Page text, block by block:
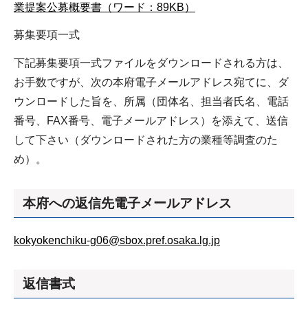
業提案公募概要書（ワード：89KB）
募集要項一式
下記募集要項一式ファイルをダウンロードされる方は、
お手数ですが、次の本府電子メールアドレス宛てに、ダ
ウンロードした旨を、所属（団体名、担当者氏名、電話
番号、FAX番号、電子メールアドレス）を添えて、送信
して下さい（ダウンロードされた方の業種等調査のた
め）。
本府への返信先電子メールアドレス
kokyokenchiku-g06@sbox.pref.osaka.lg.jp
返信書式